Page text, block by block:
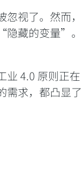
视了。然而，
隐藏的变量”。
业 4.0 原则正在
需求，都凸显了